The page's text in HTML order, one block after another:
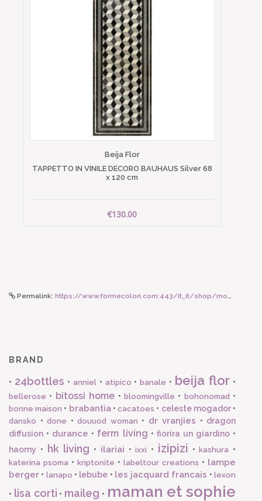
Beija Flor
TAPPETTO IN VINILE DECORO BAUHAUS Silver 68
x 120 cm
€130.00
Permalink: https://www.formecolori.com:443/it_it/shop/mood__fashion/portafogli/secrid_miniwallet_metallic_champagne_brown/4801
BRAND
• 24bottles • anniel• atipico •banale • beija flor •
bellerose • bitossi home • bloomingville • bohonomad •
bonne maison • brabantia•cacatoes • celeste mogador•
dansko • done • douuod woman • dr vranjies • dragon
diffusion • durance • ferm living • fiorira un giardino•
haomy • hk living • ilariai •ixxi • izipizi •kashura •
katerina psoma • kriptonite • labeltour creations • lampe
berger • lanapo • lebube • les jacquard francais •lexon
• lisa corti • maileg • maman et sophie